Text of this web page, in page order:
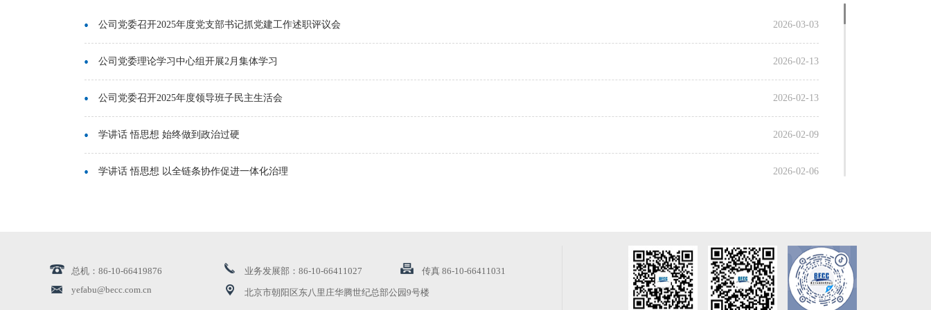
公司党委召开2025年度党支部书记抓党建工作述职评议会 2026-03-03
公司党委理论学习中心组开展2月集体学习 2026-02-13
公司党委召开2025年度领导班子民主生活会 2026-02-13
学讲话 悟思想 始终做到政治过硬 2026-02-09
学讲话 悟思想 以全链条协作促进一体化治理 2026-02-06
2026-01-30
2026-01-26
总机：86-10-66419876 业务发展部：86-10-66411027
传真 86-10-66411031
yefabu@becc.com.cn
北京市朝阳区东八里庄华腾世纪总部公园9号楼